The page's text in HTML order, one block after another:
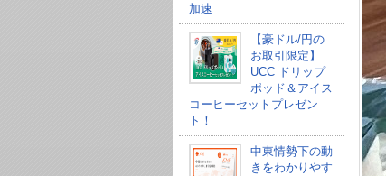
加速
【豪ドル/円の
お取引限定】
UCC ドリップ
ポッド＆アイス
コーヒーセットプレゼン
ト！
中東情勢下の動
きをわかりやす